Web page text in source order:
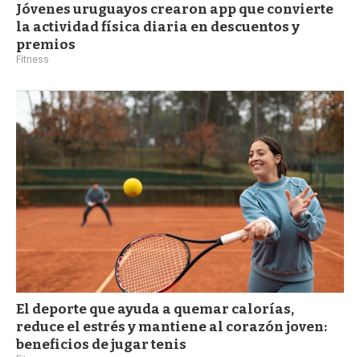
Jóvenes uruguayos crearon app que convierte
la actividad física diaria en descuentos y
premios
Fitness
El deporte que ayuda a quemar calorías,
reduce el estrés y mantiene al corazón joven:
beneficios de jugar tenis